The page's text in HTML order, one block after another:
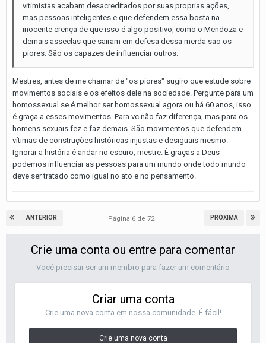
vitimistas acabam desacreditados por suas proprias ações,
mas pessoas inteligentes e que defendem essa bosta na
inocente crença de que isso é algo positivo, como o Mendoza e
demais asseclas que sairam em defesa dessa merda sao os
piores. São os capazes de influenciar outros.
Mestres, antes de me chamar de "os piores" sugiro que estude sobre
movimentos sociais e os efeitos dele na sociedade. Pergunte para um
homossexual se é melhor ser homossexual agora ou há 60 anos, isso
é graça a esses movimentos. Para vc não faz diferença, mas para os
homens sexuais fez e faz demais. São movimentos que defendem
vítimas de construções históricas injustas e desiguais mesmo.
Ignorar a história é andar no escuro, mestre. É graças a Deus
podemos influenciar as pessoas para um mundo onde todo mundo
deve ser tratado como igual no ato e no pensamento.
ANTERIOR PRÓXIMA
Página 6 de 72
Crie uma conta ou entre para comentar
Você precisar ser um membro para fazer um comentário
Criar uma conta
Crie uma nova conta em nossa comunidade. É fácil!
Crie uma nova conta